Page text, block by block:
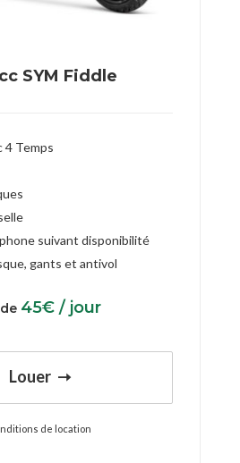
SYM Fiddle
4 Temps
suivant disponibilité
gants et antivol
45€ / jour
Louer
de location